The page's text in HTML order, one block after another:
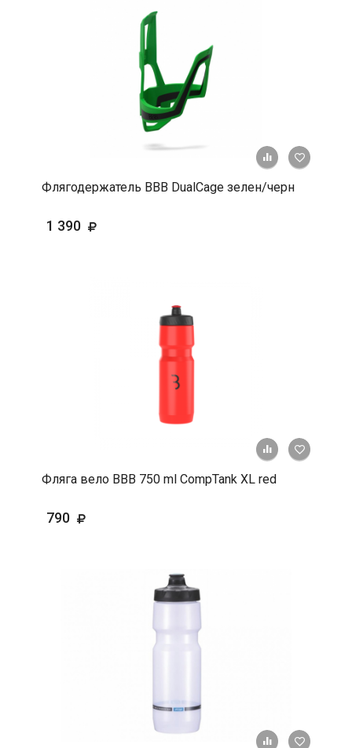
+ К
Флягодержатель ВВВ DualCage зелен/черн
1 390
+ К
Фляга вело BBB 750 ml CompTank XL red
790
+ К